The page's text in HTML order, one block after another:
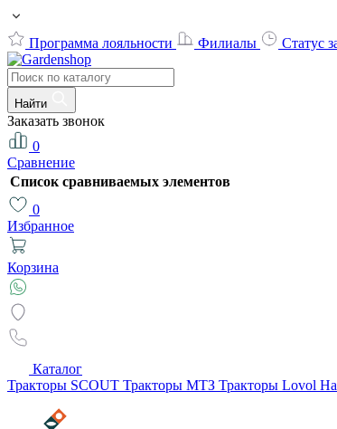
Программа лояльности Филиалы Статус
Найти
Заказать звонок
0
Сравнение
Список сравниваемых элементов
0
Избранное
Корзина
Каталог
Тракторы SCOUT Тракторы МТЗ Тракторы Lovol